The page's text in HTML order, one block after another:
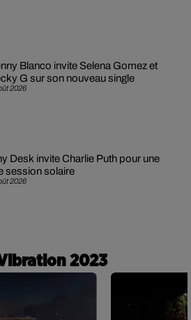
2026
Blanco invite Selena Gomez et
G sur son nouveau single
2026
Desk invite Charlie Puth pour une
session solaire
2023